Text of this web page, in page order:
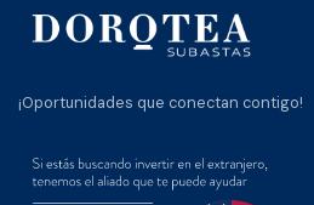
¡Oportunidades que conectan contigo!